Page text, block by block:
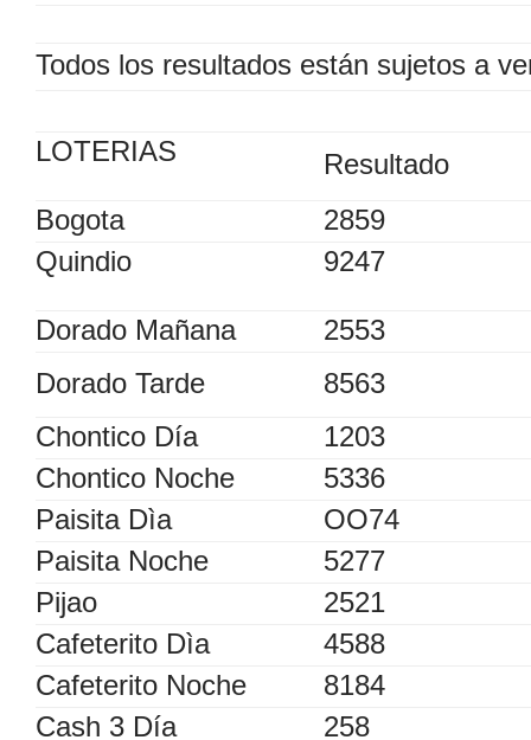
Todos los resultados están sujetos a
LOTERIAS
Resultado
Bogota
2859
Quindio
9247
Dorado Mañana
2553
Dorado Tarde
8563
Chontico Día
1203
Chontico Noche
5336
Paisita Dìa
OO74
Paisita Noche
5277
Pijao
2521
Cafeterito Dìa
4588
Cafeterito Noche
8184
Cash 3 Día
258